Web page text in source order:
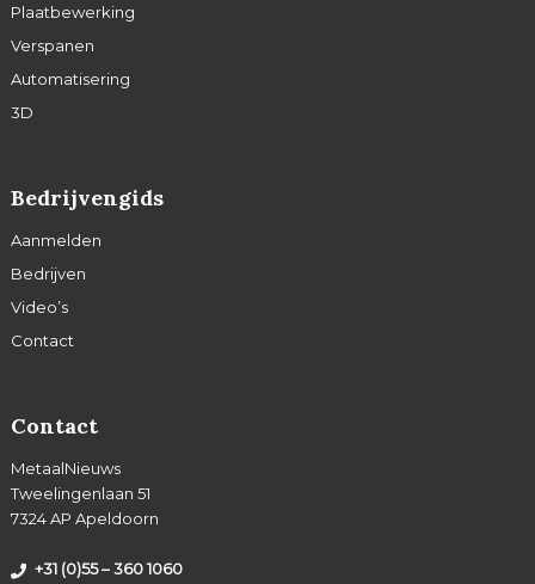
Plaatbewerking
Verspanen
Automatisering
3D
Bedrijvengids
Aanmelden
Bedrijven
Video’s
Contact
Contact
MetaalNieuws
Tweelingenlaan 51
7324 AP Apeldoorn
+31 (0)55 – 360 1060